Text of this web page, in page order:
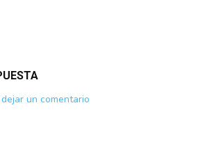
un comentario